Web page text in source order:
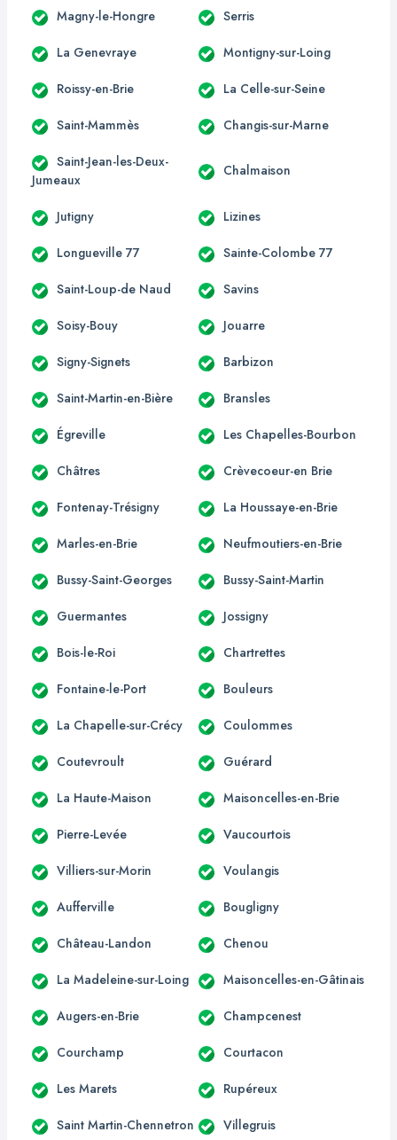
Magny-le-Hongre Serris
La Genevraye Montigny-sur-Loing
Roissy-en-Brie La Celle-sur-Seine
Saint-Mammès Changis-sur-Marne
Saint-Jean-les-Deux-
Jumeaux
Chalmaison
Jutigny Lizines
Longueville 77 Sainte-Colombe 77
Saint-Loup-de Naud Savins
Soisy-Bouy Jouarre
Signy-Signets Barbizon
Saint-Martin-en-Bière Bransles
Égreville Les Chapelles-Bourbon
Châtres Crèvecoeur-en Brie
Fontenay-Trésigny La Houssaye-en-Brie
Marles-en-Brie Neufmoutiers-en-Brie
Bussy-Saint-Georges Bussy-Saint-Martin
Guermantes Jossigny
Bois-le-Roi Chartrettes
Fontaine-le-Port Bouleurs
La Chapelle-sur-Crécy Coulommes
Coutevroult Guérard
La Haute-Maison Maisoncelles-en-Brie
Pierre-Levée Vaucourtois
Villiers-sur-Morin Voulangis
Aufferville Bougligny
Château-Landon Chenou
La Madeleine-sur-Loing Maisoncelles-en-Gâtinais
Augers-en-Brie Champcenest
Courchamp Courtacon
Les Marets Rupéreux
Saint Martin-Chennetron Villegruis